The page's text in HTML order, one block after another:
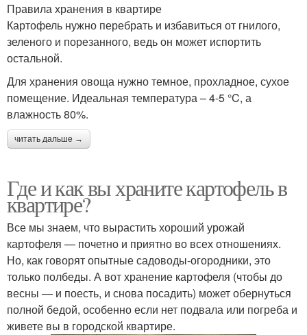
Правила хранения в квартире
Картофель нужно перебрать и избавиться от гнилого,
зеленого и порезанного, ведь он может испортить
остальной.
Для хранения овоща нужно темное, прохладное, сухое
помещение. Идеальная температура – 4-5 °C, а
влажность 80%.
читать дальше →
Где и как вы храните картофель в
квартире?
Все мы знаем, что вырастить хороший урожай
картофеля — почетно и приятно во всех отношениях.
Но, как говорят опытные садоводы‑огородники, это
только полбеды. А вот хранение картофеля (чтобы до
весны — и поесть, и снова посадить) может обернуться
полной бедой, особенно если нет подвала или погреба и
живете вы в городской квартире.